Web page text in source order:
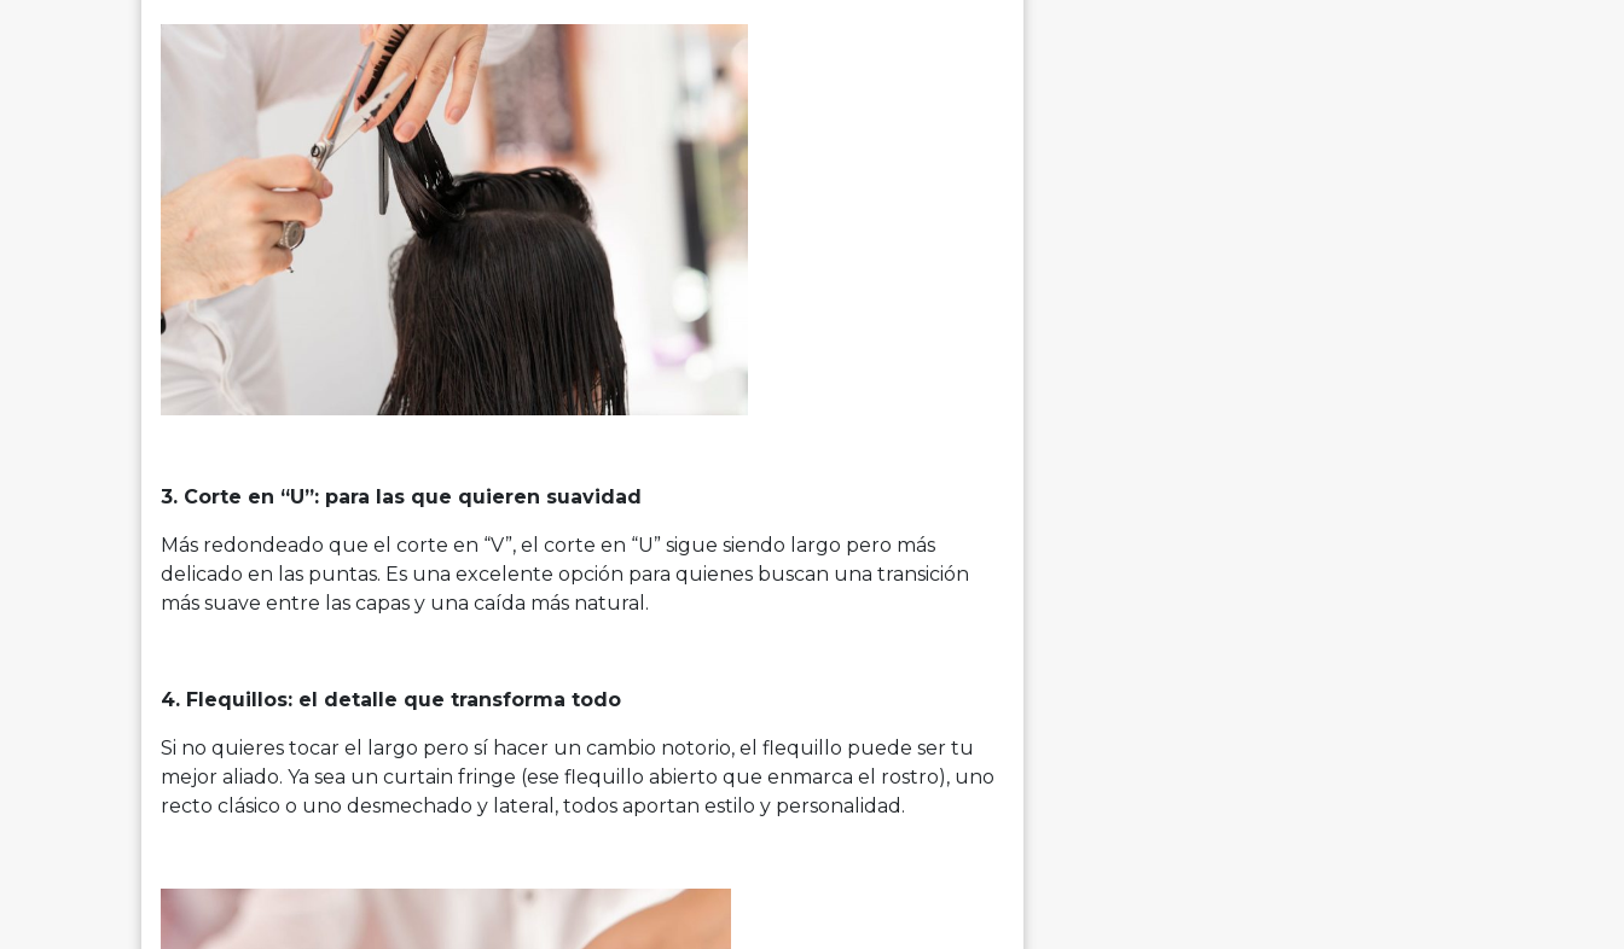
3. Corte en “U”: para las que quieren suavidad
Más redondeado que el corte en “V”, el corte en “U” sigue siendo largo pero más
delicado en las puntas. Es una excelente opción para quienes buscan una transición
más suave entre las capas y una caída más natural.
4. Flequillos: el detalle que transforma todo
Si no quieres tocar el largo pero sí hacer un cambio notorio, el flequillo puede ser tu
mejor aliado. Ya sea un curtain fringe (ese flequillo abierto que enmarca el rostro), uno
recto clásico o uno desmechado y lateral, todos aportan estilo y personalidad.